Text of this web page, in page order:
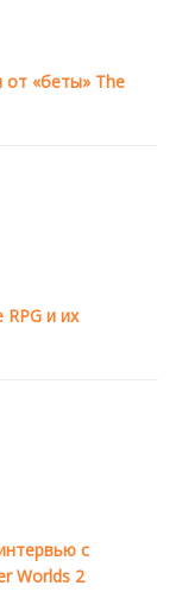
от «беты» The
и их
с
Worlds 2